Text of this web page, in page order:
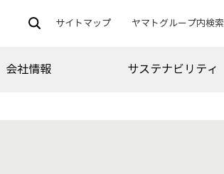
サイトマップ ヤマトグループ内検索
会社情報 サステナビリティ